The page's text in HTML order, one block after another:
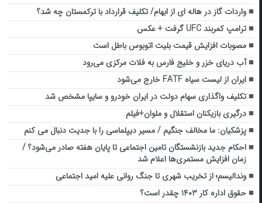
واردات گاز در هاله ای از ابهام/ تکلیف قرارداد با ترکمستان چه شد؟
ترامپ کمربند UFC گرفت + عکس
مصوبات افزایش قیمت بلیت اتوبوس باطل است
آب دریای خزر و خلیج فارس به فلات مرکزی می‌رود
ایران از لیست سیاه FATF خارج می‌شود
تکلیف واگذاری سهام دولت در ایران خودرو و سایپا مشخص شد
درگیری بازیکنان استقلال و ملوان+فیلم
پزشکیان: ما مخالف جنگیم / مسیر دیپلماسی را با جدیت دنبال می کنم
احکام جدید بازنشستگان تامین اجتماعی تا پایان هفته صادر می‌شود؟ /
زمان افزایش مستمری‌ها اعلام شد
وندالیسم؛ از تخریب شهری تا جنگ روانی علیه امید اجتماعی
حقوق اداره کار ۱۴۰۳ چقدر است؟